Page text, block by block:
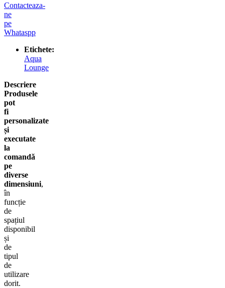
Contacteaza-
ne
pe
Whataspp
Etichete:
Aqua
Lounge
Descriere
Produsele
pot
fi
personalizate
și
executate
la
comandă
pe
diverse
dimensiuni,
în
funcție
de
spațiul
disponibil
și
de
tipul
de
utilizare
dorit.